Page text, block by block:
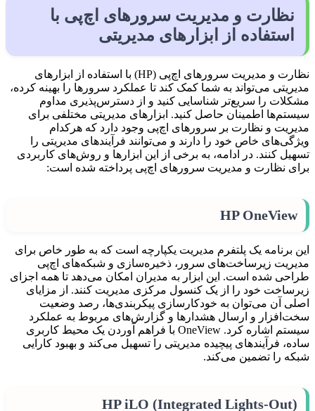
نظارت و مدیریت سرورهای اچ‌پی با
استفاده از ابزارهای مدیریتی
نظارت و مدیریت سرورهای اچ‌پی (HP) با استفاده از ابزارهای
مدیریتی می‌تواند به شما کمک کند تا عملکرد سرورها را بهینه کرده،
مشکلات را سریع‌تر شناسایی کنید و از دسترس‌پذیری مداوم
سیستم‌ها اطمینان حاصل کنید. ابزارهای مدیریتی مختلفی برای
مدیریت و نظارت بر سرورهای اچ‌پی وجود دارد که هرکدام
ویژگی‌های خاص خود را دارند و می‌توانند فرآیندهای مدیریتی را
تسهیل کنند. در ادامه، به برخی از این ابزارها و روش‌های کاربردی
برای نظارت و مدیریت سرورهای اچ‌پی پرداخته شده است:
HP OneView
این برنامه یک پلتفرم مدیریت یکپارچه است که به طور خاص برای
مدیریت زیرساخت‌های سرور، ذخیره‌سازی و شبکه‌های اچ‌پی
طراحی شده است. این ابزار به مدیران امکان می‌دهد تا همه اجزای
زیرساخت خود را از یک کنسول مرکزی مدیریت کنند. از مزایای
اصلی آن می‌توان به خودکارسازی پیکربندی‌ها، رصد وضعیت
سخت‌افزار و ارسال هشدارها و گزارش‌های مربوط به عملکرد
سیستم اشاره کرد. OneView با فراهم آوردن یک محیط کاربری
ساده، فرآیندهای پیچیده مدیریتی را تسهیل می‌کند و بهبود کارایی
شبکه را تضمین می‌کند.
HP iLO (Integrated Lights-Out)